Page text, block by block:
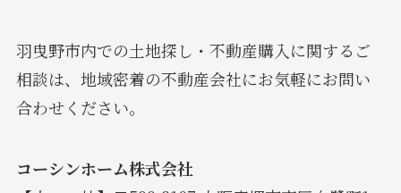
羽曳野市内での土地探し・不動産購入に関するご
相談は、地域密着の不動産会社にお気軽にお問い
合わせください。
コーシンホーム株式会社